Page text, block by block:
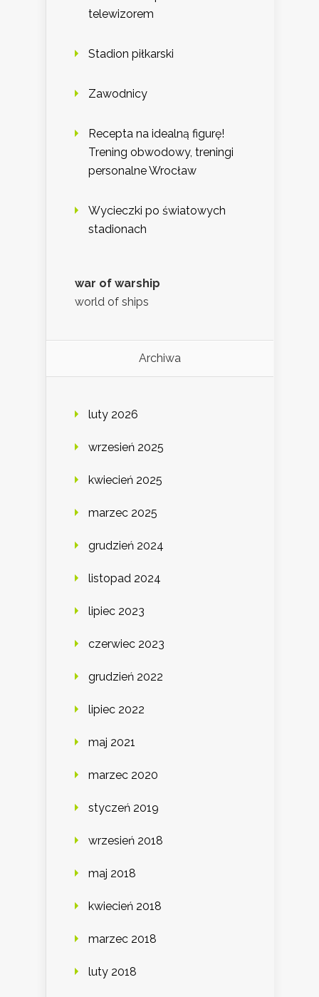
telewizorem
Stadion piłkarski
Zawodnicy
Recepta na idealną figurę!
Trening obwodowy, treningi
personalne Wrocław
Wycieczki po światowych
stadionach
war of warship
world of ships
Archiwa
luty 2026
wrzesień 2025
kwiecień 2025
marzec 2025
grudzień 2024
listopad 2024
lipiec 2023
czerwiec 2023
grudzień 2022
lipiec 2022
maj 2021
marzec 2020
styczeń 2019
wrzesień 2018
maj 2018
kwiecień 2018
marzec 2018
luty 2018